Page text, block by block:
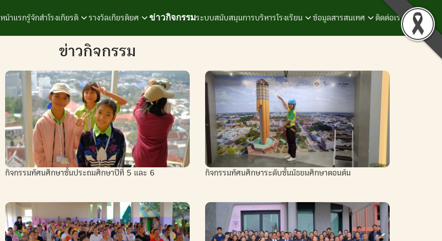
หน้าแรกรู้จักสำโรงเกียรติ รางวัลเกียรติยศ ข่าวกิจกรรมระบบสนับสนุนการบริหารโรงเรียน ข้อมูลสารสนเทศ ติดต่อเรา
ข่าวกิจกรรม
กิจกรรมทัศนศึกษาชั้นประถมศึกษาปีที่ 5 และ 6 กิจกรรมทัศนศึกษาระดับชั้นมัธยมศึกษาตอนต้น